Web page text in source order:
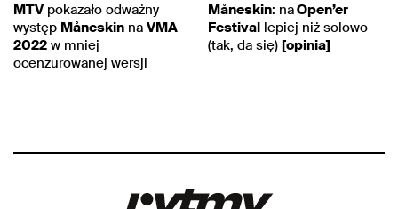
MTVpokazało odważny
występ Måneskin na VMA
2022 w mniej
ocenzurowanej wersji
Måneskin: naOpen’er
Festival lepiej niż solowo
(tak, da się) [opinia]